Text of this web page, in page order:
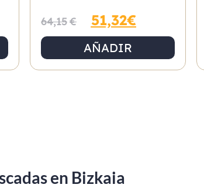
64,15€ 51,32€
AÑADIR
en Bizkaia